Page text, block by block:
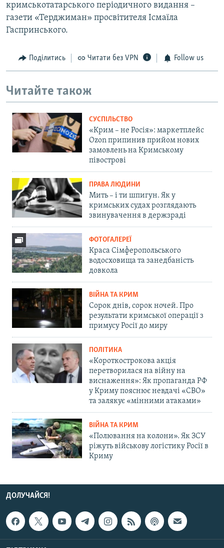
кримськотатарського періодичного видання –
газети «Терджиман» просвітителя Ісмаїла
Гаспринського.
Поділитись Читати без VPN Follow us
Читайте також
СУСПІЛЬСТВО
«Крим – не Росія»: маркетплейс
Ozon припинив прийом нових
замовлень на Кримському
півострові
ПРАВА ЛЮДИНИ
Мить – і ти шпигун. Як у
кримських судах розглядають
звинувачення в держзраді
ФОТОГАЛЕРЕЇ
Краса Сімферопольського
водосховища та занедбаність
довкола
ВІЙНА ТА КРИМ
Сорок днів, сорок ночей. Про
результати кримської операції з
примусу Росії до миру
ПОЛІТИКА
«Короткострокова акція
перетворилася на війну на
виснаження»: Як пропаганда РФ
у Криму пояснює невдачі «СВО»
та залякує «мінними атаками»
ВІЙНА ТА КРИМ
«Полювання на колони». Як ЗСУ
ріжуть військову логістику Росії в
Криму
ДОЛУЧАЙСЯ!